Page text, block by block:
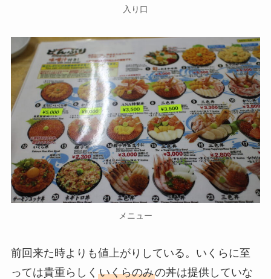
入り口
メニュー
前回来た時よりも値上がりしている。いくらに至
っては貴重らしく いくらのみの丼は提供していな